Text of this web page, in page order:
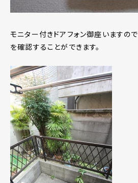
モニター付きドアフォン御座いますの
を確認することができます。